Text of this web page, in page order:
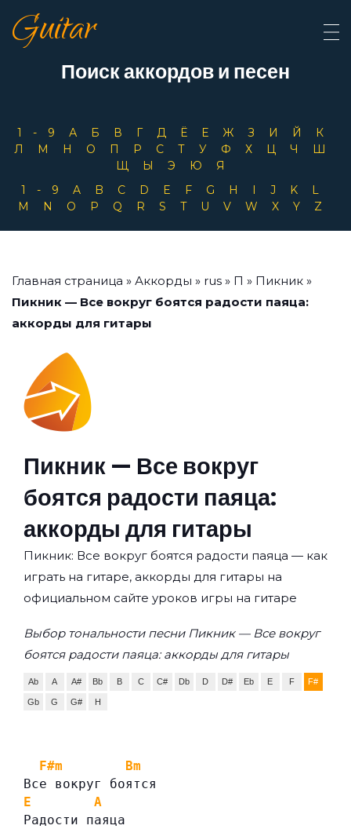
Guitar
Поиск аккордов и песен
1-9 А Б В Г Д Ё Е Ж З И Й
К
Л
М Н О П Р С Т У Ф Х Ц Ч
Ш
Щ
Ы Э Ю
Я
1-9
A B C D E F G H I J K
L
M
N O P Q R S T U V W X Y Z
Главная страница » Аккорды » rus » П » Пикник »
Пикник — Все вокруг боятся радости паяца:
аккорды для гитары
Пикник — Все вокруг
боятся радости паяца:
аккорды для гитары
Пикник: Все вокруг боятся радости паяца — как
играть на гитаре, аккорды для гитары на
официальном сайте уроков игры на гитаре
Выбор тональности песни Пикник — Все вокруг
боятся радости паяца: аккорды для гитары
Ab A A# Bb B C C# Db D D# Eb E F F#
Gb G G# H
F#m
Bm
Все вокруг боятся
E
A
Радости паяца